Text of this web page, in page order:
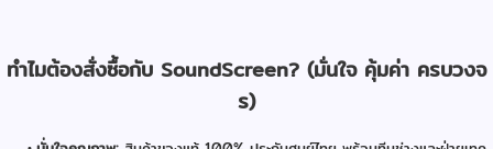
ทำไมต้องสั่งซื้อกับ SoundScreen? (มั่นใจ คุ้มค่า ครบวงจ
ร)